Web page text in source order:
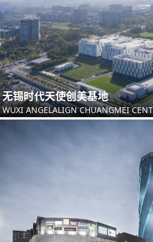
无锡时代天使创美基地
WUXI ANGELALIGN CHUANGMEI